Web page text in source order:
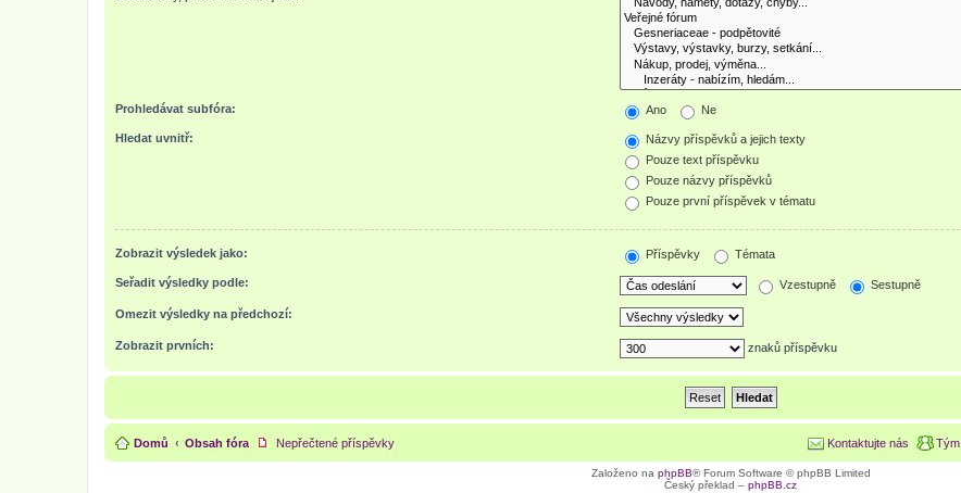
Prohledávat subfóra: Ano Ne
Hledat uvnitř:
Názvy příspěvků a jejich texty
Pouze text příspěvku
Pouze názvy příspěvků
Pouze první příspěvek v tématu
Zobrazit výsledek jako: Příspěvky Témata
Seřadit výsledky podle: Vzestupně Sestupně
Omezit výsledky na předchozí:
Zobrazit prvních: znaků příspěvku
Domů Obsah fóra Tým
Kontaktujte nás
Nepřečtené příspěvky
Založeno na phpBB® Forum Software © phpBB Limited
Český překlad – phpBB.cz